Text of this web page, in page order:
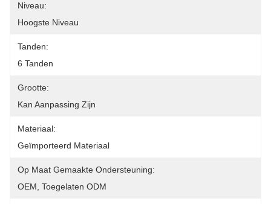
Niveau:
Hoogste Niveau
Tanden:
6 Tanden
Grootte:
Kan Aanpassing Zijn
Materiaal:
Geïmporteerd Materiaal
Op Maat Gemaakte Ondersteuning:
OEM, Toegelaten ODM